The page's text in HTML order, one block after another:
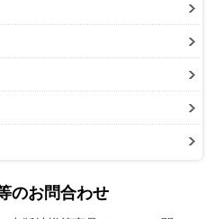
のお問合わせ